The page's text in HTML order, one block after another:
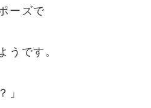
ーズで
うです。
」